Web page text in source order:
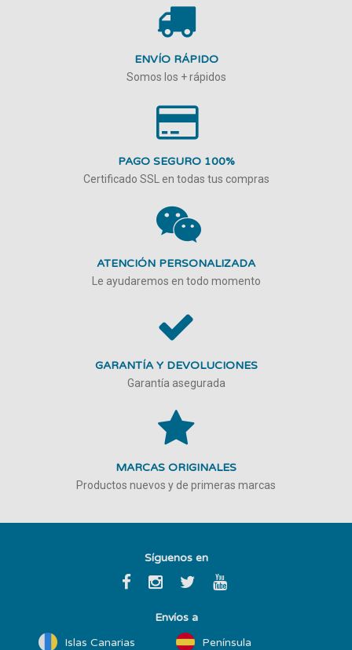
ENVÍO RÁPIDO
Somos los + rápidos
PAGO SEGURO 100%
Certificado SSL en todas tus compras
ATENCIÓN PERSONALIZADA
Le ayudaremos en todo momento
GARANTÍA Y DEVOLUCIONES
Garantía asegurada
MARCAS ORIGINALES
Productos nuevos y de primeras marcas
Síguenos en
Envíos a
Islas Canarias
Península